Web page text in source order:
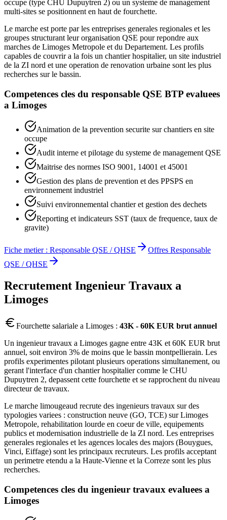
occupe (type CHU Dupuytren 2) ou un systeme de management
multi-sites se positionnent en haut de fourchette.
Le marche est porte par les entreprises generales regionales et les
groupes structurant leur organisation QSE pour repondre aux
marches de Limoges Metropole et du Departement. Les profils
capables de couvrir a la fois un chantier hospitalier, un site industriel
de la ZI nord et une operation de renovation urbaine sont les plus
recherches sur le bassin.
Competences cles du responsable QSE BTP evaluees
a Limoges
Animation de la prevention securite sur chantiers en site
occupe
Audit interne et pilotage du systeme de management QSE
Maitrise des normes ISO 9001, 14001 et 45001
Gestion des plans de prevention et des PPSPS en
environnement industriel
Suivi environnemental chantier et gestion des dechets
Reporting et indicateurs SST (taux de frequence, taux de
gravite)
Fiche metier : Responsable QSE / QHSE Offres Responsable
QSE / QHSE
Recrutement Ingenieur Travaux a
Limoges
Fourchette salariale a Limoges : 43K - 60K EUR brut annuel
Un ingenieur travaux a Limoges gagne entre 43K et 60K EUR brut
annuel, soit environ 3% de moins que le bassin montpellierain. Les
profils experimentes pilotant plusieurs operations simultanement, ou
gerant l'interface d'un chantier hospitalier comme le CHU
Dupuytren 2, depassent cette fourchette et se rapprochent du niveau
directeur de travaux.
Le marche limougeaud recrute des ingenieurs travaux sur des
typologies variees : construction neuve (GO, TCE) sur Limoges
Metropole, rehabilitation lourde en coeur de ville, equipements
publics et modernisation industrielle de la ZI nord. Les entreprises
generales regionales et les agences locales des majors (Bouygues,
Vinci, Eiffage) sont les principaux recruteurs. Les profils acceptant
un perimetre etendu a la Haute-Vienne et la Correze sont les plus
recherches.
Competences cles du ingenieur travaux evaluees a
Limoges